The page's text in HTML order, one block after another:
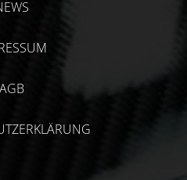
AGB